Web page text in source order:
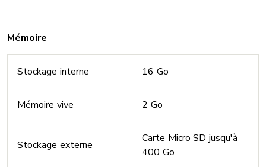
Mémoire
Stockage interne 16 Go
Mémoire vive 2 Go
Stockage externe
Carte Micro SD jusqu'à
400 Go